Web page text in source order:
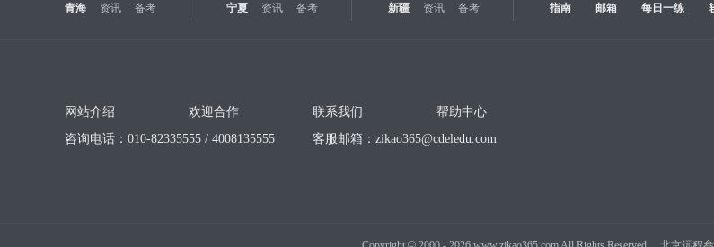
青海
资讯 备考 宁夏 资讯 备考 新疆 资讯 备考 指南 邮箱 每日一练
网站介绍 欢迎合作 联系我们
帮助中心
咨询电话：010-82335555 / 4008135555
客服邮箱： zikao365@cdeledu.com